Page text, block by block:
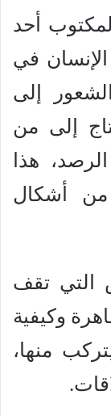
أحد
الإنسان في
إلى
إلى من
هذا
من أشكال
التي تقف
وكيفية
منها،